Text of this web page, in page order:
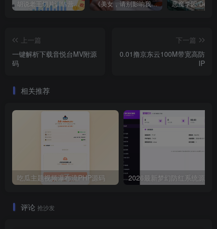
胡说老王切片训练营，零基础快速掌握短视频切片变现技巧 《美女，请别影响我成仙全球版》中文版
上一篇
一键解析下载音悦台MV附源
码
下一篇
0.01撸京东云100M带宽高防
IP
相关推荐
吃瓜主题视频瀑布流PHP源码
评论 抢沙发